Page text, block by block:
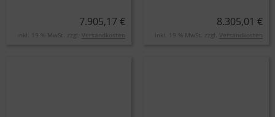
7.905,17 €
inkl. 19 % MwSt. zzgl. Versandkosten
8.305,01 €
inkl. 19 % MwSt. zzgl. Versandkosten